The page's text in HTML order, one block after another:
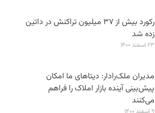
رکورد بیش از ۳۷ میلیون تراکنش در داتین
زده شد
۲۳ اسفند ۱۴۰۰
مدیران ملک‌رادار: دیتاهای ما امکان
پیش‌بینی آینده بازار املاک را فراهم
می‌کنند